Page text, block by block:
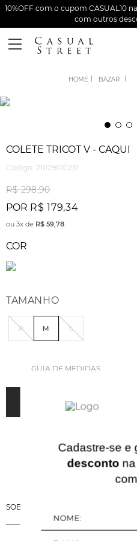
Cadastre-se e
desconto
10%OFF com o cupom CASUAL10
com outros
BAZAR
COLETE TRICOT V - CAQUI
Código: 21029010231
R$ 298,90
POR R$ 179,34
ou 3x de R$ 59,78
TAMANHO
P M G
GUIA DE MEDIDAS
ADICIONAR
SOBRE ESSA PEÇA